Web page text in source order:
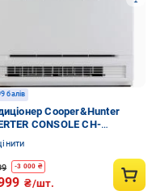
балів
Cooper&Hunter
CONSOLE CH-
NG
-3 000 ₴
₴/шт.